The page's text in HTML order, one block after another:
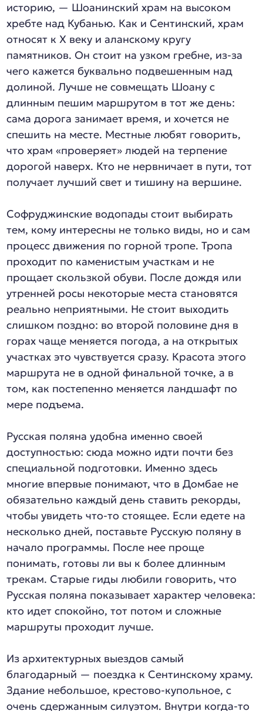
историю, — Шоанинский храм на высоком
хребте над Кубанью. Как и Сентинский, храм
относят к X веку и аланскому кругу
памятников. Он стоит на узком гребне, из-за
чего кажется буквально подвешенным над
долиной. Лучше не совмещать Шоану с
длинным пешим маршрутом в тот же день:
сама дорога занимает время, и хочется не
спешить на месте. Местные любят говорить,
что храм «проверяет» людей на терпение
дорогой наверх. Кто не нервничает в пути, тот
получает лучший свет и тишину на вершине.
Софруджинские водопады стоит выбирать
тем, кому интересны не только виды, но и сам
процесс движения по горной тропе. Тропа
проходит по каменистым участкам и не
прощает скользкой обуви. После дождя или
утренней росы некоторые места становятся
реально неприятными. Не стоит выходить
слишком поздно: во второй половине дня в
горах чаще меняется погода, а на открытых
участках это чувствуется сразу. Красота этого
маршрута не в одной финальной точке, а в
том, как постепенно меняется ландшафт по
мере подъема.
Русская поляна удобна именно своей
доступностью: сюда можно идти почти без
специальной подготовки. Именно здесь
многие впервые понимают, что в Домбае не
обязательно каждый день ставить рекорды,
чтобы увидеть что-то стоящее. Если едете на
несколько дней, поставьте Русскую поляну в
начало программы. После нее проще
понимать, готовы ли вы к более длинным
трекам. Старые гиды любили говорить, что
Русская поляна показывает характер человека:
кто идет спокойно, тот потом и сложные
маршруты проходит лучше.
Из архитектурных выездов самый
благодарный — поездка к Сентинскому храму.
Здание небольшое, крестово-купольное, с
очень сдержанным силуэтом. Внутри когда-то